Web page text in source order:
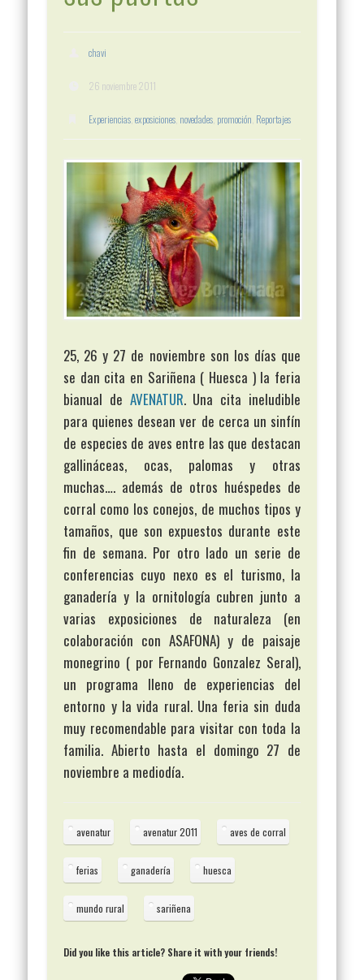
chavi
26 noviembre 2011
Experiencias ,exposiciones novedades promoción Reportajes
25, 26 y 27 de noviembre son los días que
se dan cita en Sariñena ( Huesca ) la feria
bianual de AVENATUR. Una cita ineludible
para quienes desean ver de cerca un sinfín
de especies de aves entre las que destacan
gallináceas, ocas, palomas y otras
muchas…. además de otros huéspedes de
corral como los conejos, de muchos tipos y
tamaños, que son expuestos durante este
fin de semana. Por otro lado un serie de
conferencias cuyo nexo es el turismo, la
ganadería y la ornitología cubren junto a
varias exposiciones de naturaleza (en
colaboración con ASAFONA) y de paisaje
monegrino ( por Fernando Gonzalez Seral),
un programa lleno de experiencias del
entorno y la vida rural. Una feria sin duda
muy recomendable para visitar con toda la
familia. Abierto hasta el domingo 27 de
noviembre a mediodía.
avenatur avenatur 2011 aves de corral
ferias ganadería huesca
mundo rural sariñena
Did you like this article? Share it with your friends!